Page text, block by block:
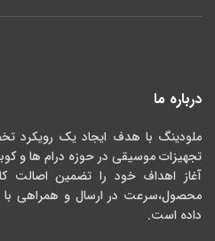
درباره ما
ملودینگ با هدف ایجاد یک رویکرد
تجهیزات موسیقی در حوزه درام ها و
آغاز اهداف خود را تضمین اصالت
محصول،سرعت در ارسال و همراهی با
داده است.